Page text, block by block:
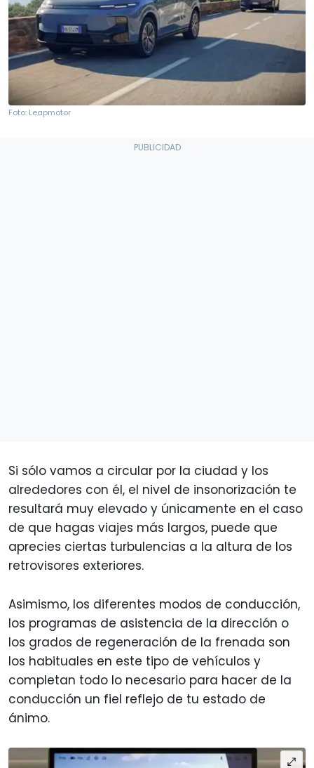
Foto: Leapmotor
Si sólo vamos a circular por la ciudad y los
alrededores con él, el nivel de insonorización te
resultará muy elevado y únicamente en el caso
de que hagas viajes más largos, puede que
aprecies ciertas turbulencias a la altura de los
retrovisores exteriores.
Asimismo, los diferentes modos de conducción,
los programas de asistencia de la dirección o
los grados de regeneración de la frenada son
los habituales en este tipo de vehículos y
completan todo lo necesario para hacer de la
conducción un fiel reflejo de tu estado de
ánimo.